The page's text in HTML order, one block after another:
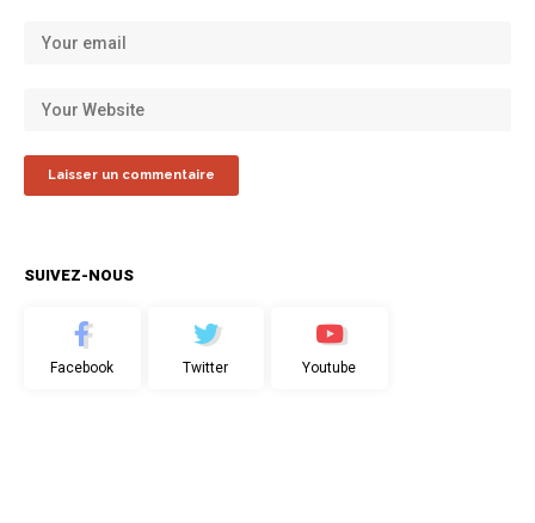
SUIVEZ-NOUS
Facebook Twitter Youtube